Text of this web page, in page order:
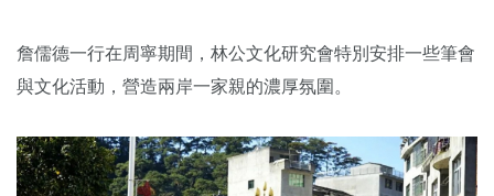
詹儒德一行在周寧期間，林公文化研究會特別安排一些筆會
與文化活動，營造兩岸一家親的濃厚氛圍。